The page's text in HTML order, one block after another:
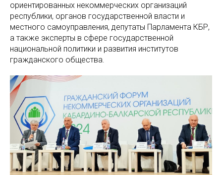
ориентированных некоммерческих организаций
республики, органов государственной власти и
местного самоуправления, депутаты Парламента КБР,
а также эксперты в сфере государственной
национальной политики и развития институтов
гражданского общества.